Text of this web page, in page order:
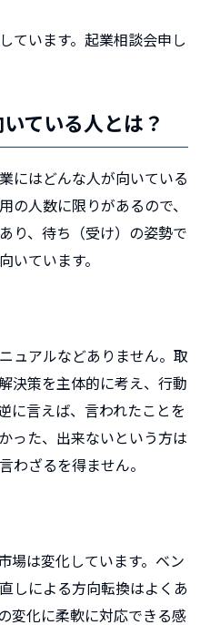
ています。起業相談会申し
ている人とは？
にはどんな人が向いている
の人数に限りがあるので、
り、待ち（受け）の姿勢で
いています。
ュアルなどありません。取
決策を主体的に考え、行動
に言えば、言われたことを
った、出来ないという方は
わざるを得ません。
場は変化しています。ベン
しによる方向転換はよくあ
変化に柔軟に対応できる感